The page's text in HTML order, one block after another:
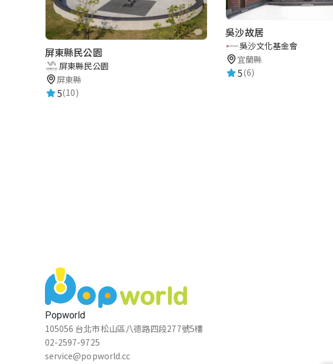
屏東縣民公園
屏東縣民公園
屏東縣
5(10)
吳沙故居
吳沙文化基金會
宜蘭縣
5(6)
Popworld
105056 台北市松山區八德路四段277號5樓
02-2597-9725
service@popworld.cc